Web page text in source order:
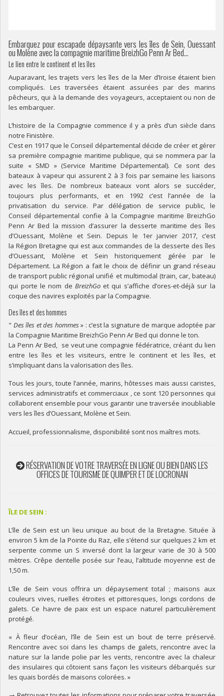
Embarquez pour escapade dépaysante vers les îles de Sein, Ouessant
ou Molène avec la compagnie maritime BreizhGo Penn Ar Bed…
Le lien entre le continent et les îles
Auparavant, les trajets vers les îles de la Mer d’Iroise étaient bien
compliqués. Les traversées étaient assurées par des marins
pêcheurs, qui à la demande des voyageurs, acceptaient ou non de
les embarquer.
L’histoire de la Compagnie commence il y a près d’un siècle dans
notre Finistère.
C’est en 1917 que le Conseil départemental décide de créer et gérer
sa première compagnie maritime publique, qui se nommera par la
suite « SMD » (Service Maritime Départemental). Ce sont des
bateaux à vapeur qui assurent 2 à 3 fois par semaine les liaisons
avec les îles. De nombreux bateaux vont alors se succéder,
toujours plus performants, et en 1992 c’est l’année de la
privatisation du service. Par délégation de service public, le
Conseil départemental confie à la Compagnie maritime BreizhGo
Penn Ar Bed la mission d’assurer la desserte maritime des îles
d’Ouessant, Molène et Sein. Depuis le 1er janvier 2017, c’est
la Région Bretagne qui est aux commandes de la desserte des îles
d’Ouessant, Molène et Sein historiquement gérée par le
Département. La Région a fait le choix de définir un grand réseau
de transport public régional unifié et multimodal (train, car, bateau)
qui porte le nom de BreizhGoet qui s’affiche d’ores-et-déjà sur la
coque des navires exploités par la Compagnie.
Des îles et des hommes
" Des îles et des hommes» : c’est la signature de marque adoptée par
la Compagnie Maritime BreizhGo Penn Ar Bed qui donne le ton.
La Penn Ar Bed, se veut une compagnie fédératrice, créant du lien
entre les îles et les visiteurs, entre le continent et les îles, et
s’impliquant dans la valorisation des îles.
Tous les jours, toute l’année, marins, hôtesses mais aussi caristes,
services administratifs et commerciaux , ce sont 120 personnes qui
collaborent ensemble pour vous garantir une traversée inoubliable
vers les îles d’Ouessant, Molène et Sein.
Accueil, professionnalisme, disponibilité sont nos maîtres mots.
RÉSERVATION DE VOTRE TRAVERSÉE EN LIGNE OU BIEN DANS LES
OFFICES DE TOURISME DE QUIMPER ET DE LOCRONAN
ÎLE DE SEIN :
L’île de Sein est un lieu unique au bout de la Bretagne. Située à
environ 5 km de la Pointe du Raz, elle s’étend sur quelques 2 km et
serpente comme un S inversé dont la largeur varie de 30 à 500
mètres. Crêpe dentelle posée sur l’eau, l’altitude moyenne est de
1,50 m.
L’île de Sein vous offrira un dépaysement total ; maisons aux
couleurs vives, ruelles étroites et pittoresques, longs cordons de
galets. Ce havre de paix est un espace naturel particulièrement
protégé.
« À fleur d’océan, l’île de Sein est un bout de terre préservé.
Rencontre avec soi dans les champs de galets, rencontre avec la
nature sur la lande polie par les vents, rencontre avec la chaleur
des insulaires qui côtoient sans façon les visiteurs débarqués sur
les quais bordés de maisons colorées. »